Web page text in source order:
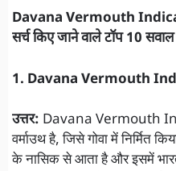
Davana Vermouth Indica
सर्च किए जाने वाले टॉप 10
1. Davana Vermouth
उत्तर: Davana Vermouth
वर्माउथ है, जिसे गोवा में निर्मित
के नासिक से आता है और इसमें